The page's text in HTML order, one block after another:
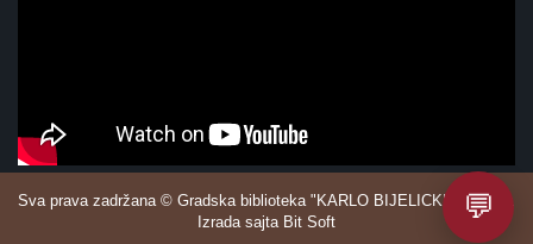
Sva prava zadržana © Gradska biblioteka "KARLO BIJELICKI" Sombor.
Izrada sajta Bit Soft
💬